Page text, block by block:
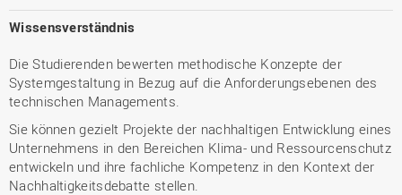
Wissensverständnis
Die Studierenden bewerten methodische Konzepte der
Systemgestaltung in Bezug auf die Anforderungsebenen des
technischen Managements.
Sie können gezielt Projekte der nachhaltigen Entwicklung eines
Unternehmens in den Bereichen Klima- und Ressourcenschutz
entwickeln und ihre fachliche Kompetenz in den Kontext der
Nachhaltigkeitsdebatte stellen.